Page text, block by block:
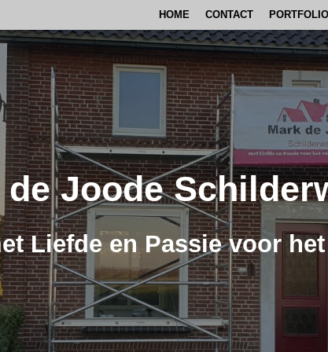
HOME CONTACT PORTFOLIO
de Joode
Liefde en Passie voor